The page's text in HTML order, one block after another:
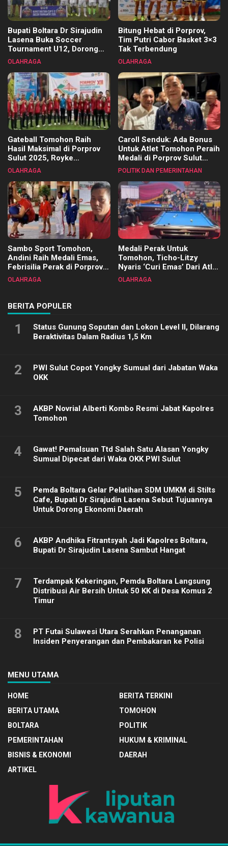
Bupati Boltara Dr Sirajudin
Lasena Buka Soccer
Tournament U12, Dorong
Pembinaan Merata di Setiap
OLAHRAGA
Bitung Hebat di Porprov,
Tim Putri Cabor Basket 3×3
Tak Terbendung
OLAHRAGA
Gateball Tomohon Raih
Hasil Maksimal di Porprov
Sulut 2025, Royke
Tangkawarouw Ucapkan
OLAHRAGA
Caroll Senduk: Ada Bonus
Untuk Atlet Tomohon Peraih
Medali di Porprov Sulut
2025
POLITIK DAN PEMERINTAHAN
Sambo Sport Tomohon,
Andini Raih Medali Emas,
Febrisilia Perak di Porprov
Sulut 2025
OLAHRAGA
Medali Perak Untuk
Tomohon, Ticho-Litzy
Nyaris ‘Curi Emas’ Dari Atlet
Biliar PON di Porprov Sulut
OLAHRAGA
BERITA POPULER
1
Status Gunung Soputan dan Lokon Level II, Dilarang
Beraktivitas Dalam Radius 1,5 Km
2
PWI Sulut Copot Yongky Sumual dari Jabatan Waka
OKK
3
AKBP Novrial Alberti Kombo Resmi Jabat Kapolres
Tomohon
4
Gawat! Pemalsuan Ttd Salah Satu Alasan Yongky
Sumual Dipecat dari Waka OKK PWI Sulut
5
Pemda Boltara Gelar Pelatihan SDM UMKM di Stilts
Cafe, Bupati Dr Sirajudin Lasena Sebut Tujuannya
Untuk Dorong Ekonomi Daerah
6
AKBP Andhika Fitrantsyah Jadi Kapolres Boltara,
Bupati Dr Sirajudin Lasena Sambut Hangat
7
Terdampak Kekeringan, Pemda Boltara Langsung
Distribusi Air Bersih Untuk 50 KK di Desa Komus 2
Timur
8
PT Futai Sulawesi Utara Serahkan Penanganan
Insiden Penyerangan dan Pembakaran ke Polisi
MENU UTAMA
HOME
BERITA TERKINI
BERITA UTAMA
TOMOHON
BOLTARA
POLITIK
PEMERINTAHAN
HUKUM & KRIMINAL
BISNIS & EKONOMI
DAERAH
ARTIKEL